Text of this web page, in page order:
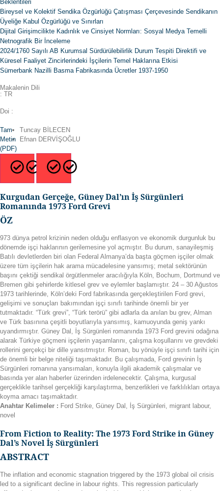
Beklentileri
Bireysel ve Kolektif Sendika Özgürlüğü Çatışması Çerçevesinde Sendikanın
Üyeliğe Kabul Özgürlüğü ve Sınırları
Dijital Girişimcilikte Kadınlık ve Cinsiyet Normları: Sosyal Medya Temelli
Netnografik Bir İnceleme
2024/1760 Sayılı AB Kurumsal Sürdürülebilirlik Durum Tespiti Direktifi ve
Küresel Faaliyet Zincirlerindeki İşçilerin Temel Haklarına Etkisi
Sümerbank Nazilli Basma Fabrikasında Ücretler 1937-1950
Makalenin Dili
: TR
Doi :
Tam
Metin
(PDF)
Tuncay BİLECEN
Efnan DERVİŞOĞLU
TR
Kurgudan Gerçeğe, Güney Dal’ın İş Sürgünleri
Romanında 1973 Ford Grevi
ÖZ
973 dünya petrol krizinin neden olduğu enflasyon ve ekonomik durgunluk bu
dönemde işçi haklarının gerilemesine yol açmıştır. Bu durum, sanayileşmiş
Batılı devletlerden biri olan Federal Almanya’da başta göçmen işçiler olmak
üzere tüm işçilerin hak arama mücadelesine yansımış; metal sektörünün
başını çektiği sendikal örgütlenmeler aracılığıyla Köln, Bochum, Dortmund ve
Bremen gibi şehirlerde kitlesel grev ve eylemler başlamıştır. 24 – 30 Ağustos
1973 tarihlerinde, Köln’deki Ford fabrikasında gerçekleştirilen Ford grevi,
gelişimi ve sonuçları bakımından işçi sınıfı tarihinde önemli bir yer
tutmaktadır. “Türk grevi”, “Türk terörü” gibi adlarla da anılan bu grev, Alman
ve Türk basınına çeşitli boyutlarıyla yansımış, kamuoyunda geniş yankı
uyandırmıştır. Güney Dal, İş Sürgünleri romanında 1973 Ford grevini odağına
alarak Türkiye göçmeni işçilerin yaşamlarını, çalışma koşullarını ve grevdeki
rollerini gerçekçi bir dille yansıtmıştır. Roman, bu yönüyle işçi sınıfı tarihi için
de önemli bir belge niteliği taşımaktadır. Bu çalışmada, Ford grevinin İş
Sürgünleri romanına yansımaları, konuyla ilgili akademik çalışmalar ve
basında yer alan haberler üzerinden irdelenecektir. Çalışma, kurgusal
gerçeklikle tarihsel gerçekliği karşılaştırma, benzerlikleri ve farklılıkları ortaya
koyma amacı taşımaktadır.
Anahtar Kelimeler : Ford Strike, Güney Dal, İş Sürgünleri, migrant labour,
novel
From Fiction to Reality: The 1973 Ford Strike in Güney
Dal’s Novel İş Sürgünleri
ABSTRACT
The inflation and economic stagnation triggered by the 1973 global oil crisis
led to a significant decline in labour rights. This regression particularly